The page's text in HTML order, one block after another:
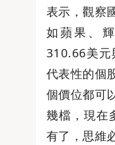
表示，觀察
如蘋果、
310.66美元
代表性的個
個價位都可
幾檔，現在
有了，思維